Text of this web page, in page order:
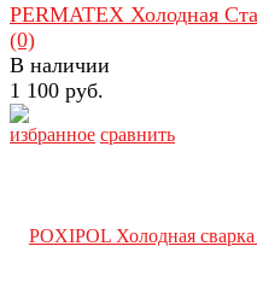
избранное сравнить
PERMATEX Холодная
(0)
В наличии
1 100 руб.